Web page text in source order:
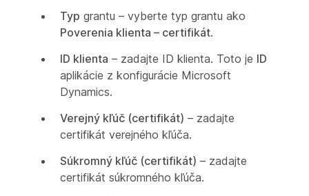
Typ grantu – vyberte typ grantu ako
Poverenia klienta – certifikát.
ID klienta – zadajte ID klienta. Toto je ID
aplikácie z konfigurácie Microsoft
Dynamics.
Verejný kľúč (certifikát) – zadajte
certifikát verejného kľúča.
Súkromný kľúč (certifikát) – zadajte
certifikát súkromného kľúča.